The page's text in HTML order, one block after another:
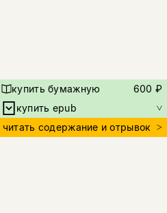
купить бумажную
600 ₽
купить epub
читать содержание и отрывок